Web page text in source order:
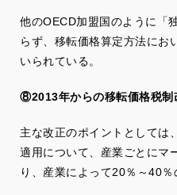
他のOECD加盟国のように「
らず、移転価格算定方法にお
いられている。
⑧2013年からの移転価格税制
主な改正のポイントとしては
適用について、産業ごとにマ
り、産業によって20％～40％